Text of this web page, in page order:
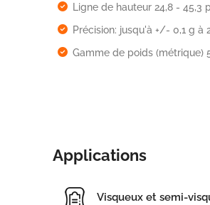
Ligne de hauteur 24,8 - 45,3
Précision: jusqu'à +/- 0,1 g à
Gamme de poids (métrique)
Applications
Visqueux et semi-